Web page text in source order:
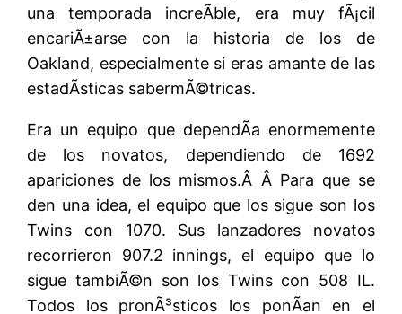
una temporada increÃ­ble, era muy fÃ¡cil
encariÃ±arse con la historia de los de
Oakland, especialmente si eras amante de las
estadÃ­sticas sabermÃ©tricas.
Era un equipo que dependÃ­a enormemente
de los novatos, dependiendo de 1692
apariciones de los mismos.Â Â Para que se
den una idea, el equipo que los sigue son los
Twins con 1070. Sus lanzadores novatos
recorrieron 907.2 innings, el equipo que lo
sigue tambiÃ©n son los Twins con 508 IL.
Todos los pronÃ³sticos los ponÃ­an en el